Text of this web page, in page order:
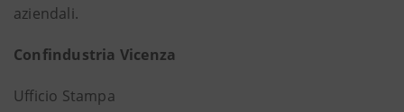
aziendali.
Confindustria Vicenza
Ufficio Stampa